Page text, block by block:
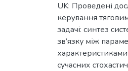
UK: Проведені
керування
задачі: синтез
зв’язку між
сучасних